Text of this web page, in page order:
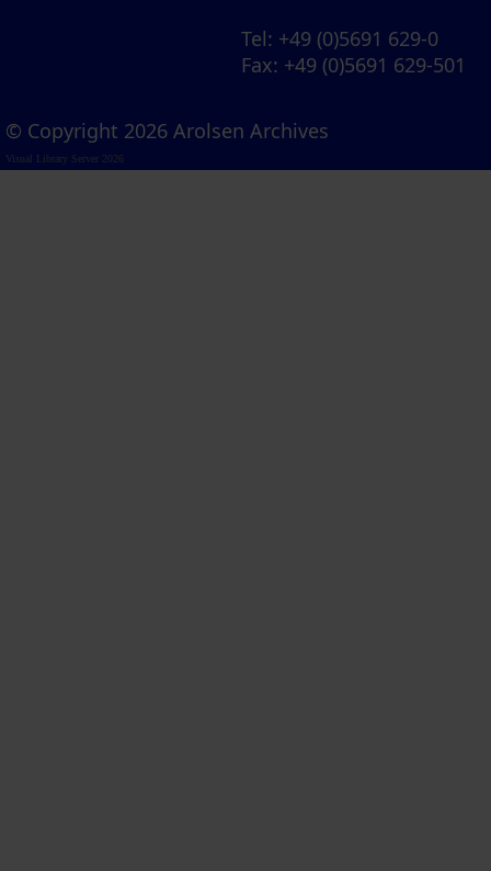
Tel: +49 (0)5691 629-0
Fax: +49 (0)5691 629-501
© Copyright 2026 Arolsen Archives
Visual Library Server 2026